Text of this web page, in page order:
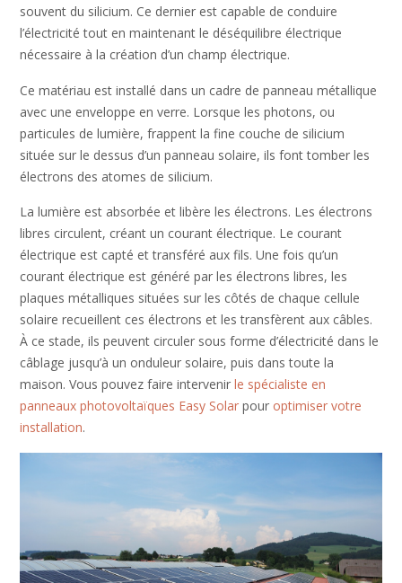
souvent du silicium. Ce dernier est capable de conduire
l’électricité tout en maintenant le déséquilibre électrique
nécessaire à la création d’un champ électrique.
Ce matériau est installé dans un cadre de panneau métallique
avec une enveloppe en verre. Lorsque les photons, ou
particules de lumière, frappent la fine couche de silicium
située sur le dessus d’un panneau solaire, ils font tomber les
électrons des atomes de silicium.
La lumière est absorbée et libère les électrons. Les électrons
libres circulent, créant un courant électrique. Le courant
électrique est capté et transféré aux fils. Une fois qu’un
courant électrique est généré par les électrons libres, les
plaques métalliques situées sur les côtés de chaque cellule
solaire recueillent ces électrons et les transfèrent aux câbles.
À ce stade, ils peuvent circuler sous forme d’électricité dans le
câblage jusqu’à un onduleur solaire, puis dans toute la
maison. Vous pouvez faire intervenir le spécialiste en
panneaux photovoltaïques Easy Solar pour optimiser votre
installation.